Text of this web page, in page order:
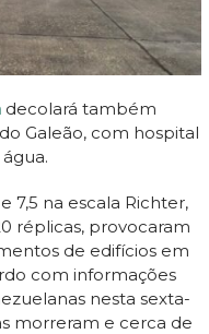
decolará também
Galeão, com hospital
7,5 na escala Richter,
réplicas, provocaram
de edifícios em
com informações
nesta sexta-
morreram e cerca de